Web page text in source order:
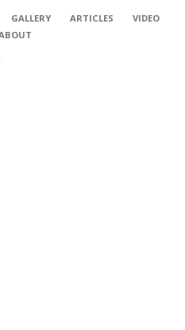
GALLERY ARTICLES
VIDEO